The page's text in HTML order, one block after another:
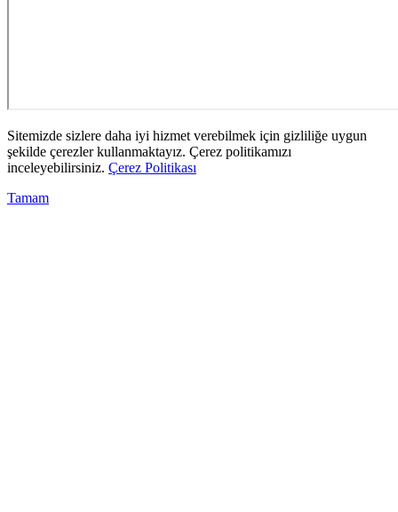
Sitemizde sizlere daha iyi hizmet verebilmek için gizliliğe uygun
şekilde çerezler kullanmaktayız. Çerez politikamızı
inceleyebilirsiniz. Çerez Politikası
Tamam